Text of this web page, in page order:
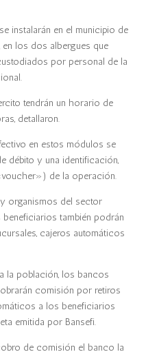
instalarán en el municipio de
en los dos albergues que
por personal de la
tendrán un horario de
detallaron.
en estos módulos se
débito y una identificación,
de la operación.
organismos del sector
también podrán
cajeros automáticos
la población, los bancos
comisión por retiros
a los beneficiarios
emitida por Bansefi.
de comisión el banco la